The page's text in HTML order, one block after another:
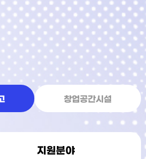
창업공간시설
지원분야